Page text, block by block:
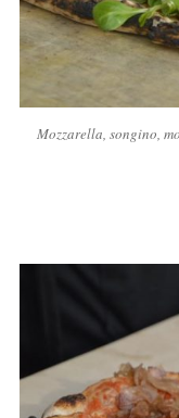
Mozzarella, songino,